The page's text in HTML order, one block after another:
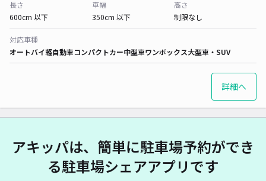
長さ
600cm 以下
車幅
350cm 以下
高さ
制限なし
対応車種
オートバイ軽自動車コンパクトカー中型車ワンボックス大型車・SUV
詳細へ
アキッパは、簡単に駐車場予約ができ
る駐車場シェアアプリです